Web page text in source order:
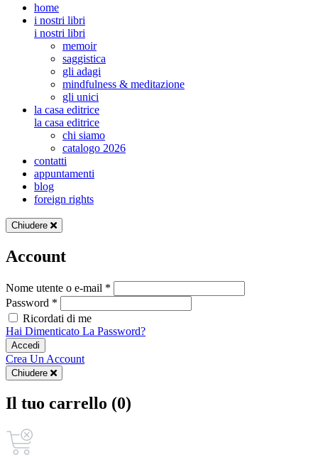
home
i nostri libri
i nostri libri
memoir
saggistica
gli adagi
mindfulness & meditazione
gli unici
la casa editrice
la casa editrice
chi siamo
catalogo 2026
contatti
appuntamenti
blog
foreign rights
Chiudere
Account
Nome utente o e-mail *
Password *
Ricordati di me
Hai Dimenticato La Password?
Accedi
Crea Un Account
Chiudere
Il tuo carrello (0)